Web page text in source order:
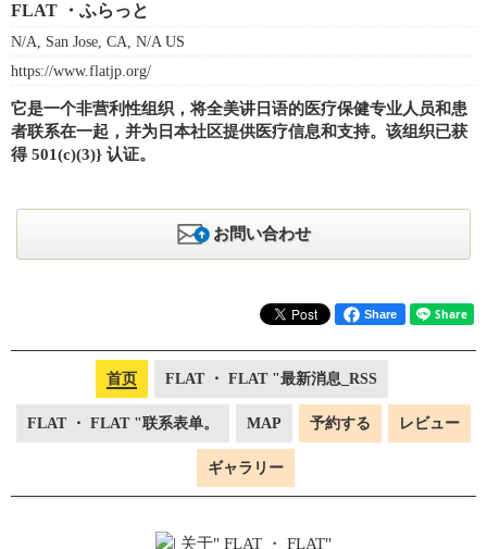
FLAT ・ふらっと
N/A, San Jose, CA, N/A US
https://www.flatjp.org/
它是一个非营利性组织，将全美讲日语的医疗保健专业人员和患
者联系在一起，并为日本社区提供医疗信息和支持。该组织已获
得 501(c)(3)} 认证。
お問い合わせ
Share
首页 FLAT ・ FLAT "最新消息_RSS
FLAT ・ FLAT "联系表单。 MAP 予約する レビュー
ギャラリー